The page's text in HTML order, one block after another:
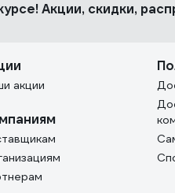
Акции, скидки,
акции